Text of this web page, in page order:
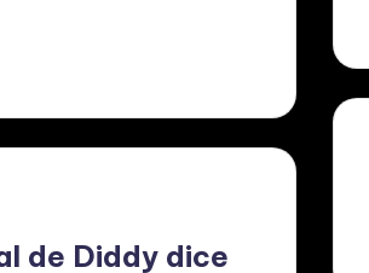
de Diddy dice